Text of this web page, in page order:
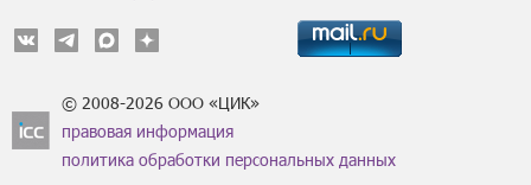
© 2008-2026 ООО «ЦИК»
правовая информация
политика обработки персональных данных